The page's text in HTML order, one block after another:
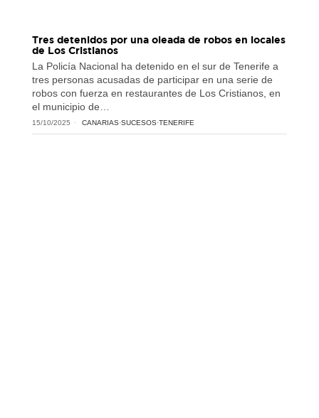
Tres detenidos por una oleada de robos en locales
de Los Cristianos
La Policía Nacional ha detenido en el sur de Tenerife a
tres personas acusadas de participar en una serie de
robos con fuerza en restaurantes de Los Cristianos, en
el municipio de…
15/10/2025 CANARIAS·SUCESOS·TENERIFE